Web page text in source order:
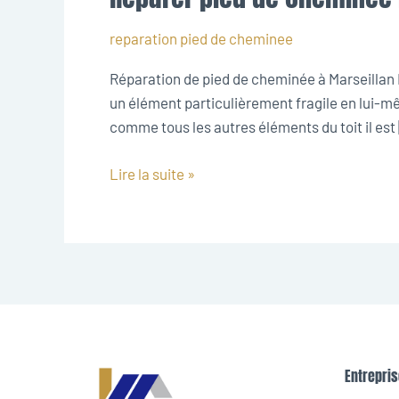
reparation pied de cheminee
Réparation de pied de cheminée à
un élément particulièrement fragile en lui-
comme tous les autres éléments du toit il
pied
de
Marseillan
Lire la suite »